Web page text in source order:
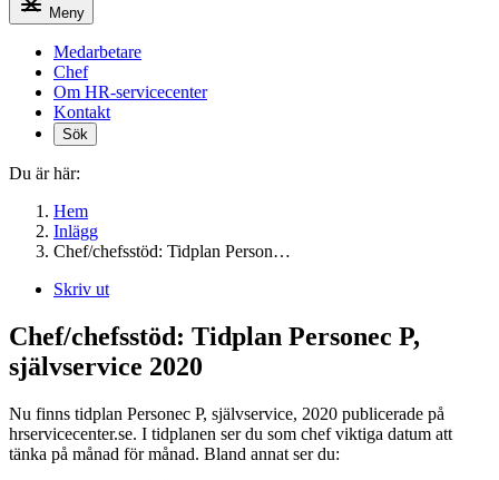
Meny
Medarbetare
Chef
Om HR-servicecenter
Kontakt
Sök
Du är här:
Hem
Inlägg
Chef/chefsstöd: Tidplan Person…
Skriv ut
Chef/chefsstöd: Tidplan Personec P,
självservice 2020
Nu finns tidplan Personec P, självservice, 2020 publicerade på
hrservicecenter.se. I tidplanen ser du som chef viktiga datum att
tänka på månad för månad. Bland annat ser du: